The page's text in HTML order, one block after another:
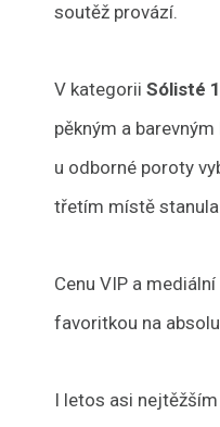
soutěž provází.
V kategoriiSólisté
pěkným a
u odborné poroty
třetím místě stanula
Cenu VIP a
favoritkou na
I letos asi